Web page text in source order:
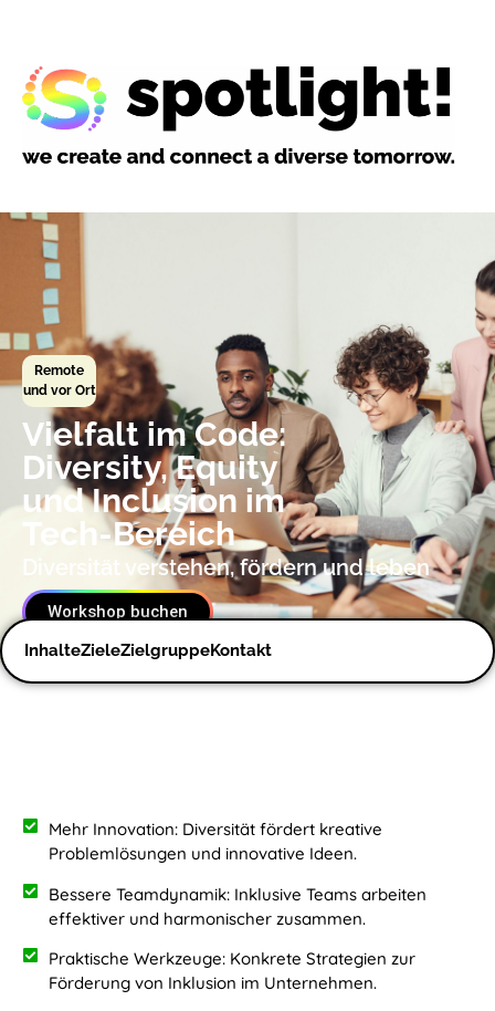
Remote
und vor Ort
Vielfalt im Code:
Diversity, Equity
und Inclusion im
Tech-Bereich
Diversität verstehen, fördern und leben
Workshop buchen
InhalteZieleZielgruppeKontakt
Mehr Innovation: Diversität fördert kreative
Problemlösungen und innovative Ideen.
Bessere Teamdynamik: Inklusive Teams arbeiten
effektiver und harmonischer zusammen.
Praktische Werkzeuge: Konkrete Strategien zur
Förderung von Inklusion im Unternehmen.